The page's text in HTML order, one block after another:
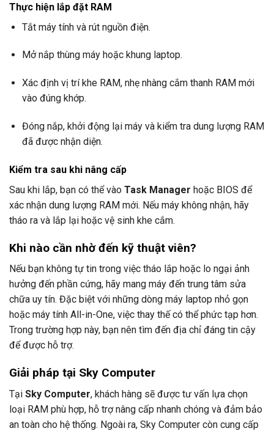
Thực hiện lắp đặt RAM
Tắt máy tính và rút nguồn điện.
Mở nắp thùng máy hoặc khung laptop.
Xác định vị trí khe RAM, nhẹ nhàng cắm thanh RAM mới
vào đúng khớp.
Đóng nắp, khởi động lại máy và kiểm tra dung lượng RAM
đã được nhận diện.
Kiểm tra sau khi nâng cấp
Sau khi lắp, bạn có thể vào Task Manager hoặc BIOS để
xác nhận dung lượng RAM mới. Nếu máy không nhận, hãy
tháo ra và lắp lại hoặc vệ sinh khe cắm.
Khi nào cần nhờ đến kỹ thuật viên?
Nếu bạn không tự tin trong việc tháo lắp hoặc lo ngại ảnh
hưởng đến phần cứng, hãy mang máy đến trung tâm sửa
chữa uy tín. Đặc biệt với những dòng máy laptop nhỏ gọn
hoặc máy tính All-in-One, việc thay thế có thể phức tạp hơn.
Trong trường hợp này, bạn nên tìm đến địa chỉ đáng tin cậy
để được hỗ trợ.
Giải pháp tại Sky Computer
Tại Sky Computer, khách hàng sẽ được tư vấn lựa chọn
loại RAM phù hợp, hỗ trợ nâng cấp nhanh chóng và đảm bảo
an toàn cho hệ thống. Ngoài ra, Sky Computer còn cung cấp